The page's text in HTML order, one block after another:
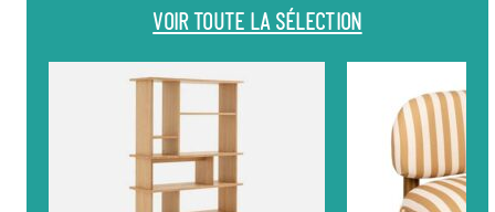
VOIR TOUTE LA SÉLECTION